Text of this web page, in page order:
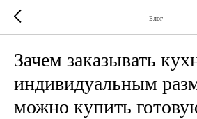
Блог
Зачем заказывать
индивидуальным
можно купить